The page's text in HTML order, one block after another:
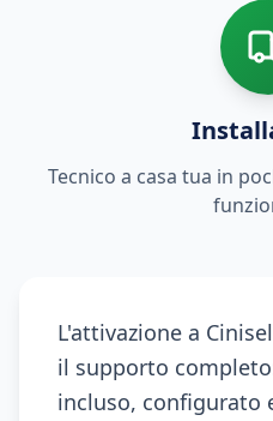
Tecnico a casa tua in
L'attivazione a
il supporto
incluso, configurato